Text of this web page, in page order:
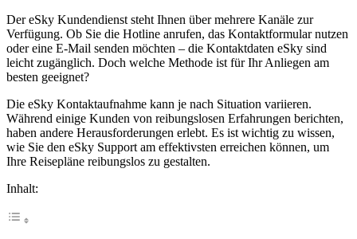
Der eSky Kundendienst steht Ihnen über mehrere Kanäle zur
Verfügung. Ob Sie die Hotline anrufen, das Kontaktformular nutzen
oder eine E-Mail senden möchten – die Kontaktdaten eSky sind
leicht zugänglich. Doch welche Methode ist für Ihr Anliegen am
besten geeignet?
Die eSky Kontaktaufnahme kann je nach Situation variieren.
Während einige Kunden von reibungslosen Erfahrungen berichten,
haben andere Herausforderungen erlebt. Es ist wichtig zu wissen,
wie Sie den eSky Support am effektivsten erreichen können, um
Ihre Reisepläne reibungslos zu gestalten.
Inhalt: